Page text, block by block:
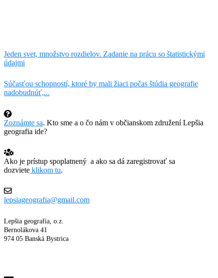
Jeden svet, množstvo rozdielov. Zadanie na prácu so štatistickými
údajmi
Súčasťou schopností, ktoré by mali žiaci počas štúdia geografie
nadobudnúť,...
Zoznámte sa. Kto sme a o čo nám v občianskom združení Lepšia
geografia ide?
Ako je prístup spoplatnený a ako sa dá zaregistrovať sa
dozviete klikom tu.
lepsiageografia@gmail.com
Lepšia geografia, o.z.
Bernolákova 41
974 05 Banská Bystrica